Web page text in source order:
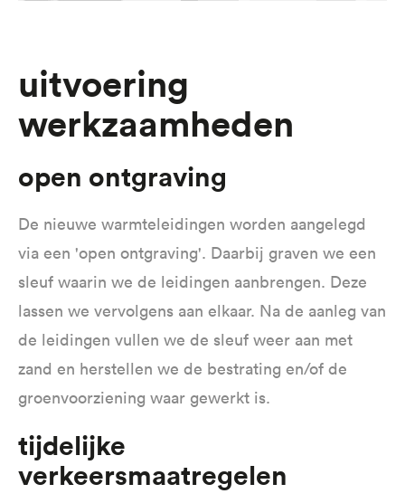
uitvoering
werkzaamheden
open ontgraving
De nieuwe warmteleidingen worden aangelegd
via een 'open ontgraving'. Daarbij graven we een
sleuf waarin we de leidingen aanbrengen. Deze
lassen we vervolgens aan elkaar. Na de aanleg van
de leidingen vullen we de sleuf weer aan met
zand en herstellen we de bestrating en/of de
groenvoorziening waar gewerkt is.
tijdelijke
verkeersmaatregelen